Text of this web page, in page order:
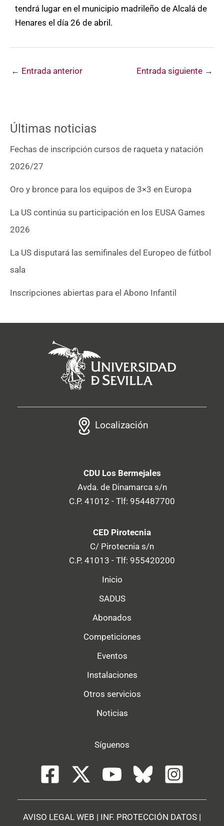
tendrá lugar en el municipio madrileño de Alcalá de
Henares el día 26 de abril.
← Entrada anterior Entrada siguiente →
Últimas noticias
Fechas de inscripción cursos de raqueta y natación
2026/27
Oro y bronce para los equipos de 3×3 en Europa
La US continúa su participación en los EUSA Games
2026
La US disputará las semifinales del Europeo de fútbol
sala
Inscripciones abiertas para el Abono Infantil
Localización
CDU Los Bermejales
Avda. de Dinamarca s/n
C.P. 41012 - Tlf: 954487700
CED Pirotecnia
C/ Pirotecnia s/n
C.P. 41013 - Tlf: 955420200
Inicio
SADUS
Abonados
Competiciones
Eventos
Instalaciones
Otros servicios
Noticias
Síguenos
AVISO LEGAL WEB | INF. PROTECCIÓN DATOS |